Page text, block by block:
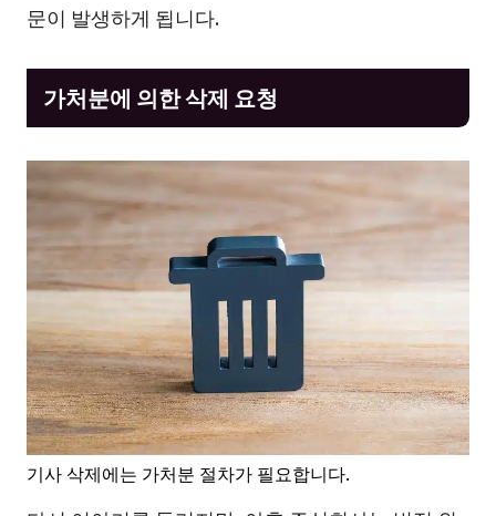
문이 발생하게 됩니다.
가처분에 의한 삭제 요청
기사 삭제에는 가처분 절차가 필요합니다.